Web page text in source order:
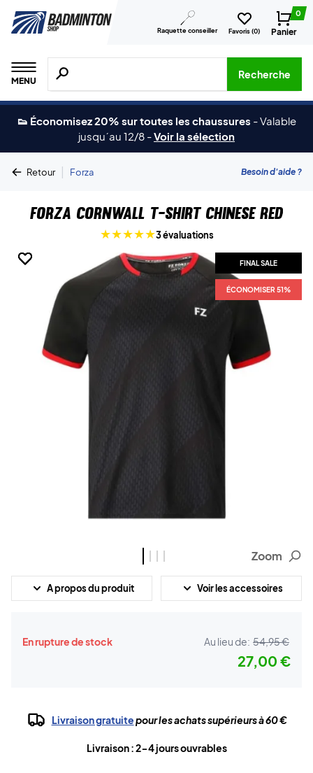
Raquette conseiller Favoris (0)
0
Panier
MENU
Recherche de produits, de marques, etc.
Recherche
👟 Économisez 20% sur toutes les chaussures -Valable
jusqu´au 12/8 -Voir la sélection
Retour | Forza Besoin d'aide ?
Forza Cornwall T-shirt Chinese Red
3 évaluations
FINAL SALE
ÉCONOMISER 51%
FINAL SALE
ÉCONOMISER 51%
FINAL SALE
ÉCONOMISER 51%
FINAL SALE
ÉCONOMISER 51%
Zoom
A propos du produit Voir les accessoires
En rupture de stock Au lieu de: 54,95 €
27,00 €
Livraison gratuitepour les achats supérieurs à 60 €
Livraison : 2-4 jours ouvrables